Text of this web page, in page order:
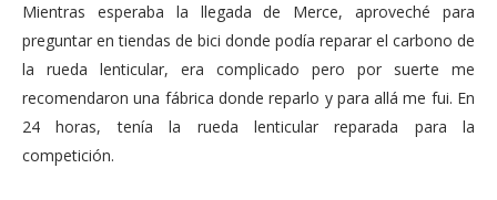
Mientras esperaba la llegada de Merce, aproveché para
preguntar en tiendas de bici donde podía reparar el carbono de
la rueda lenticular, era complicado pero por suerte me
recomendaron una fábrica donde reparlo y para allá me fui. En
24 horas, tenía la rueda lenticular reparada para la
competición.